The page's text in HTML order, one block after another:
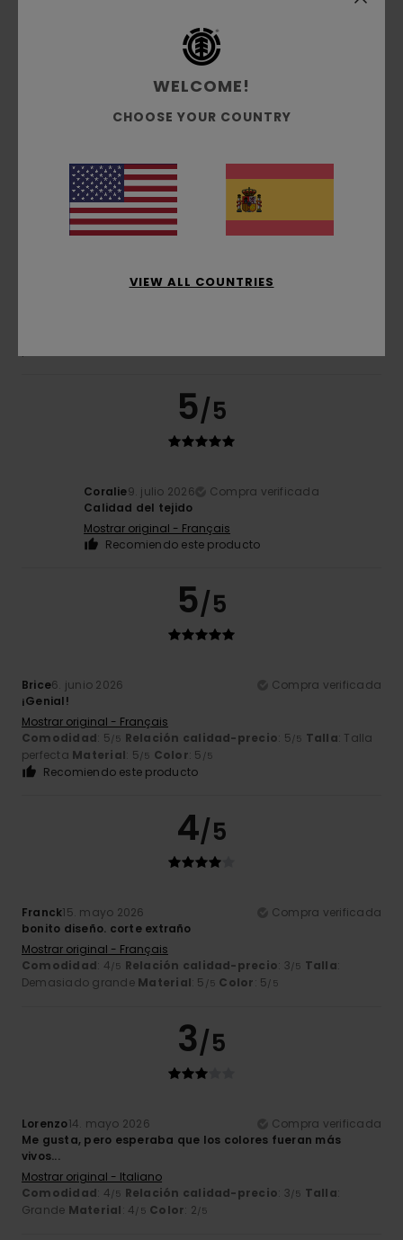
4.3
5 /5
5/5
Coralie9. julio 2026
Compra verificada
Calidad del tejido
Mostrar original - Français
Recomiendo este producto
5/5
Brice6. junio 2026
Compra verificada
¡Genial!
Mostrar original - Français
Comodidad: 5/5 Relación calidad-precio: 5/5 Talla: Talla
perfecta Material: 5/5 Color: 5 /5
Recomiendo este producto
4/5
Franck15. mayo 2026
Compra verificada
bonito diseño. corte extraño
Mostrar original - Français
Comodidad: 4/5 Relación calidad-precio: 3/5 Talla:
Demasiado grande Material: 5 /5 Color: 5/5
3/5
Lorenzo14. mayo 2026
Compra verificada
Me gusta, pero esperaba que los colores fueran más
vivos...
Mostrar original - Italiano
Comodidad: 4/5 Relación calidad-precio: 3/5 Talla:
Grande Material: 4/5 Color: 2/5
WELCOME!
CHOOSE YOUR COUNTRY
VIEW ALL COUNTRIES